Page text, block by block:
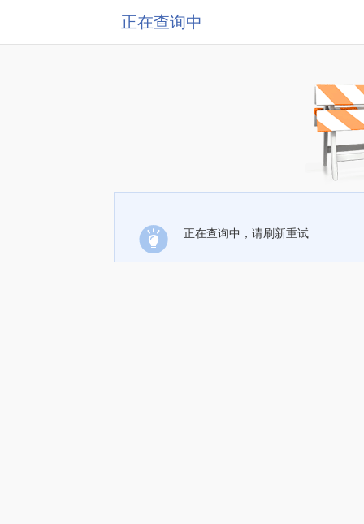
正在查询中
正在查询中，请刷新重试